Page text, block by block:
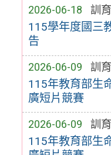
2026-06-18 訓
115學年度國三
告
2026-06-09 訓
115年教育部生
廣短片競賽
2026-06-09 訓
115年教育部生